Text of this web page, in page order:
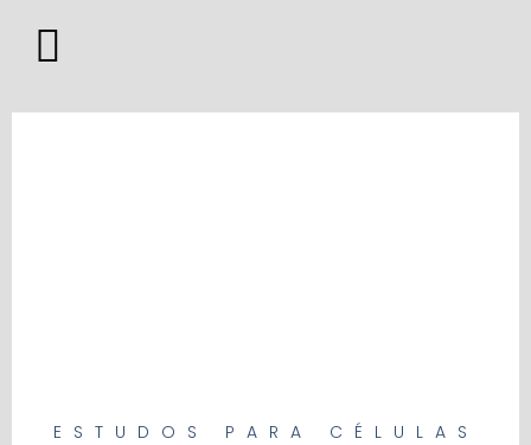
ESTUDOS PARA CÉLULAS